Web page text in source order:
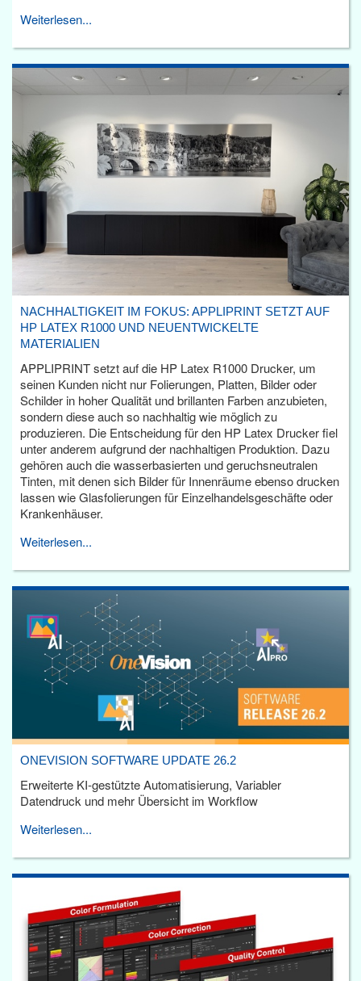
Weiterlesen...
NACHHALTIGKEIT IM FOKUS: APPLIPRINT SETZT AUF
HP LATEX R1000 UND NEUENTWICKELTE
MATERIALIEN
APPLIPRINT setzt auf die HP Latex R1000 Drucker, um
seinen Kunden nicht nur Folierungen, Platten, Bilder oder
Schilder in hoher Qualität und brillanten Farben anzubieten,
sondern diese auch so nachhaltig wie möglich zu
produzieren. Die Entscheidung für den HP Latex Drucker fiel
unter anderem aufgrund der nachhaltigen Produktion. Dazu
gehören auch die wasserbasierten und geruchsneutralen
Tinten, mit denen sich Bilder für Innenräume ebenso drucken
lassen wie Glasfolierungen für Einzelhandelsgeschäfte oder
Krankenhäuser.
Weiterlesen...
ONEVISION SOFTWARE UPDATE 26.2
Erweiterte KI-gestützte Automatisierung, Variabler
Datendruck und mehr Übersicht im Workflow
Weiterlesen...